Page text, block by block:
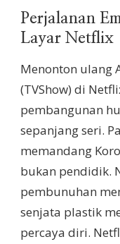
Perjalanan
Layar Netflix
Menonton ulang
(TVShow) di
pembangunan
sepanjang seri.
memandang
bukan pendidik.
pembunuhan
senjata plastik
percaya diri.